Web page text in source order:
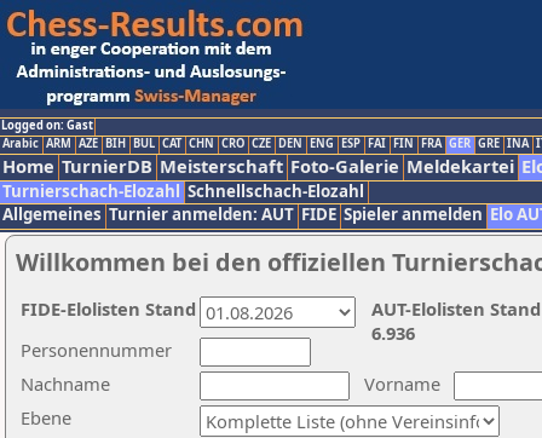
Logged on: Gast
Arabic ARM AZE BIH BUL CAT CHN CRO CZE DEN ENG ESP FAI FIN FRA GER GRE INA
Home TurnierDB Meisterschaft Foto-Galerie Meldekartei
Turnierschach-Elozahl Schnellschach-Elozahl
Allgemeines Turnier anmelden: AUT FIDE Spieler anmelden Elo
Willkommen bei den offiziellen
Nachname
Vorname
Ebene
Personennummer
AUT-Elolisten
6.936
FIDE-Elolisten Stand